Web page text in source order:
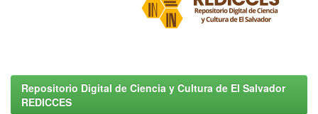
Repositorio Digital de Ciencia y Cultura de El Salvador
REDICCES